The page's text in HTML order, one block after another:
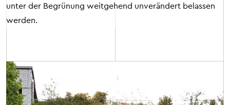
unter der Begrünung weitgehend unverändert belassen
werden.